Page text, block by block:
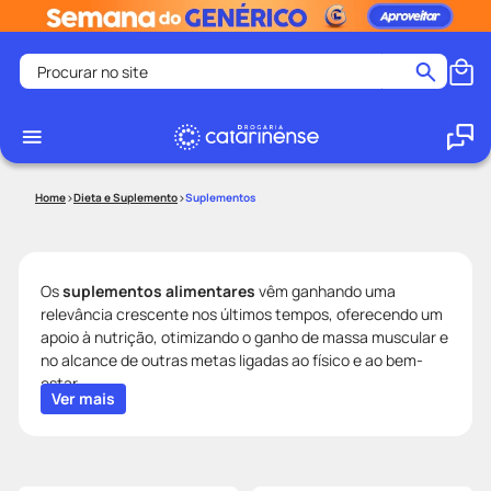
Procurar no site
1
5º
tadalafila
6º
lenço umedecido
7º
ozivy
protetor solar
Dieta e Suplemento Suplementos
Ossuplementos alimentares vêm ganhando uma
relevância crescente nos últimos tempos, oferecendo um
apoio à nutrição, otimizando o ganho de massa muscular e
no alcance de outras metas ligadas ao físico e ao bem-
estar.
Quando se trata de suplementos, a
Ver mais